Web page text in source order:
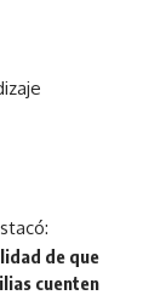
de que
cuenten